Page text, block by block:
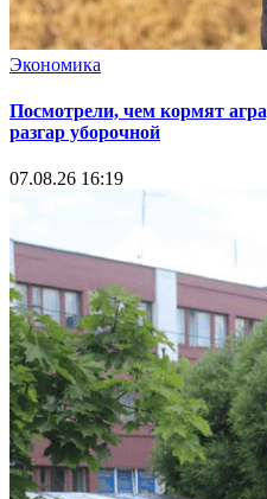
Экономика
Посмотрели, чем кормят
разгар уборочной
07.08.26 16:19